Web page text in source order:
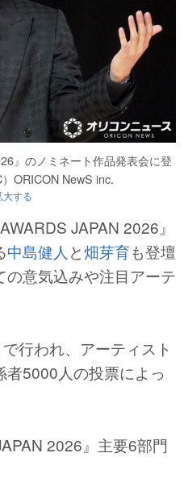
』のノミネート作品発表会に登
ORICON NewS inc.
大する
JAPAN 2026』
中島健人 と畑芽育も登壇
の意気込みや注目アーテ
行われ、アーティスト
者5000人の投票によっ
2026』主要6部門